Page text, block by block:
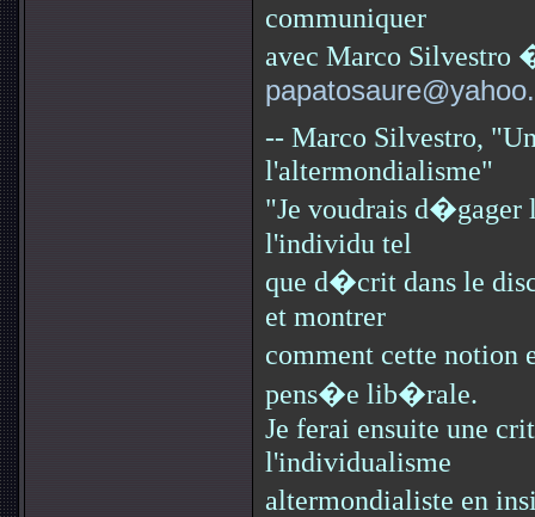
communiquer
avec Marco Silvestro
-- Marco Silvestro,
l'altermondialisme"
"Je voudrais d�gager
l'individu tel
que d�crit dans le
et montrer
comment cette
pens�e lib�rale.
Je ferai ensuite une
l'individualisme
altermondialiste en